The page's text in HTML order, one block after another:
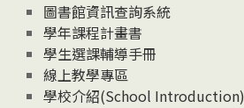
圖書館資訊查詢系統
學年課程計畫書
學生選課輔導手冊
線上教學專區
學校介紹(School Introduction)